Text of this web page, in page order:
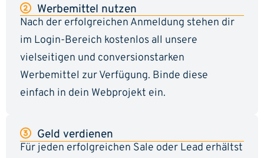
Werbemittel nutzen
Nach der erfolgreichen Anmeldung stehen dir
im Login-Bereich kostenlos all unsere
vielseitigen und conversionstarken
Werbemittel zur Verfügung. Binde diese
einfach in dein Webprojekt ein.
Geld verdienen
Für jeden erfolgreichen Sale oder Lead erhältst